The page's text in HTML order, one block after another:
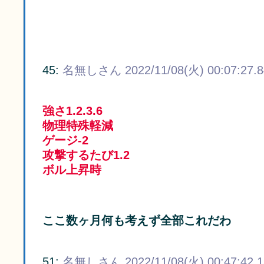
45: 名無しさん 2022/11/08(火)
強さ1.2.3.6
物理特殊軽減
ゲージ-2
攻撃するたび1.2
ボル上昇時
ここ数ヶ月何も考えず全部これだわ